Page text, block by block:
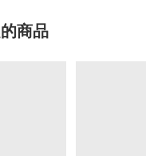
商品